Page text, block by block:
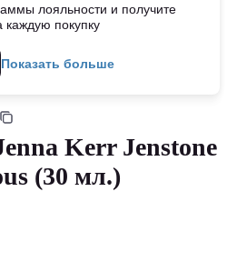
лояльности и получите
каждую покупку
Показать больше
Kerr Jenstone
(30 мл.)